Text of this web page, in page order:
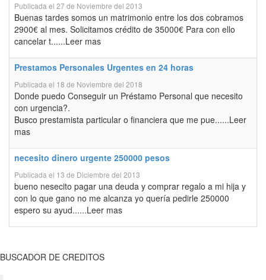
Publicada el 27 de Noviembre del 2013
Buenas tardes somos un matrimonio entre los dos cobramos
2900€ al mes. Solicitamos crédito de 35000€ Para con ello
cancelar t......Leer mas
Prestamos Personales Urgentes en 24 horas
Publicada el 18 de Noviembre del 2018
Donde puedo Conseguir un Préstamo Personal que necesito
con urgencia?.
Busco prestamista particular o financiera que me pue......Leer
mas
necesito dinero urgente 250000 pesos
Publicada el 13 de Diciembre del 2013
bueno nesecito pagar una deuda y comprar regalo a mi hija y
con lo que gano no me alcanza yo quería pedirle 250000
espero su ayud......Leer mas
BUSCADOR DE CREDITOS